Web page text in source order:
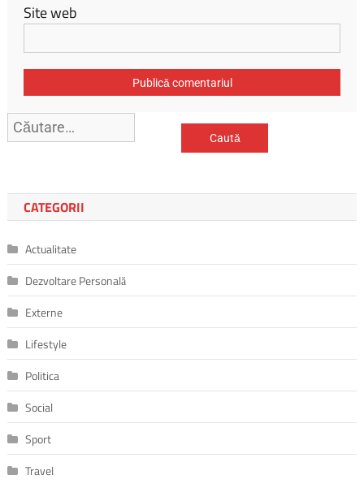
Site web
Caută
după:
CATEGORII
Actualitate
Dezvoltare Personală
Externe
Lifestyle
Politica
Social
Sport
Travel